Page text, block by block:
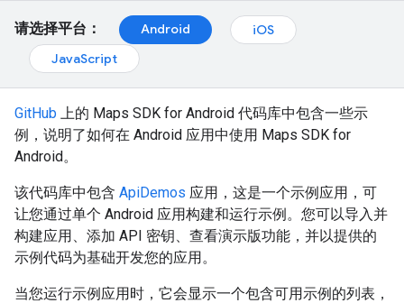
请选择平台： Android
iOS
JavaScript
GitHub 上的 Maps SDK for Android 代码库中包含一些示
例，说明了如何在 Android 应用中使用 Maps SDK for
Android。
该代码库中包含 ApiDemos 应用，这是一个示例应用，可
让您通过单个 Android 应用构建和运行示例。您可以导入并
构建应用、添加 API 密钥、查看演示版功能，并以提供的
示例代码为基础开发您的应用。
当您运行示例应用时，它会显示一个包含可用示例的列表，